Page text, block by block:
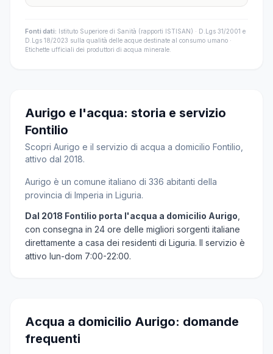
Fonti dati: Istituto Superiore di Sanità (rapporti ISTISAN) · D.Lgs 31/2001 e
D.Lgs 18/2023 sulla qualità delle acque destinate al consumo umano ·
Etichette ufficiali dei produttori di acqua minerale.
Aurigo e l'acqua: storia e servizio
Fontilio
Scopri Aurigo e il servizio di acqua a domicilio Fontilio,
attivo dal 2018.
Aurigo è un comune italiano di 336 abitanti della
provincia di Imperia in Liguria.
Dal 2018 Fontilio porta l'acqua a domicilio Aurigo
con consegna in 24 ore delle migliori sorgenti italiane
direttamente a casa dei residenti di Liguria. Il servizio è
attivo lun-dom 7:00-22:00.
Acqua a domicilio Aurigo: domande
frequenti